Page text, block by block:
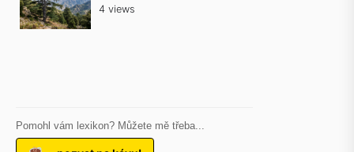
4 views
Pomohl vám lexikon? Můžete mě třeba...